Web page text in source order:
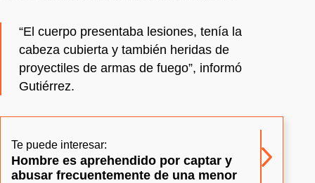
“El cuerpo presentaba lesiones, tenía la
cabeza cubierta y también heridas de
proyectiles de armas de fuego”, informó
Gutiérrez.
Te puede interesar:
Hombre es aprehendido por captar y
abusar frecuentemente de una menor